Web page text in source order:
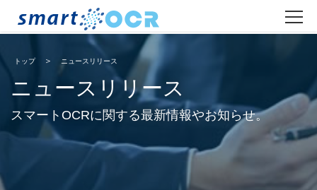
トップ ニュースリリース
ニュースリリース
スマートOCRに関する最新情報やお知らせ。